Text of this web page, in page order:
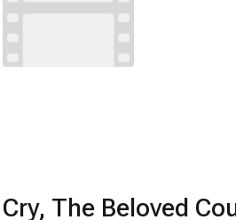
Cry, The Beloved